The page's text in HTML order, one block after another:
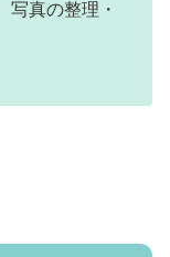
真の整理・